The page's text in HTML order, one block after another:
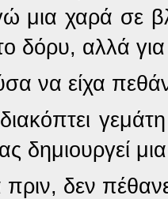
μια χαρά σε
δόρυ, αλλά
να είχα
δημιουργεί
δεν